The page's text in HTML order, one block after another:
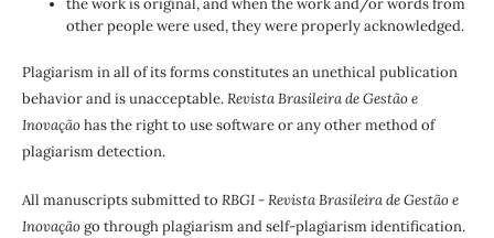
the work is original, and when the work and/or words from
other people were used, they were properly acknowledged.
Plagiarism in all of its forms constitutes an unethical publication
behavior and is unacceptable.Revista Brasileira de Gestão e
Inovaçãohas the right to use software or any other method of
plagiarism detection.
All manuscripts submitted to RBGI - Revista Brasileira de Gestão e
Inovaçãogo through plagiarism and self-plagiarism identification.